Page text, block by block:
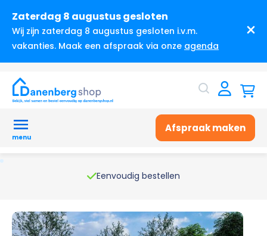
Zaterdag 8 augustus gesloten
Wij zijn zaterdag 8 augustus gesloten i.v.m.
vakanties. Maak een afspraak via onze agenda
menu
Afspraak maken
Eenvoudig bestellen